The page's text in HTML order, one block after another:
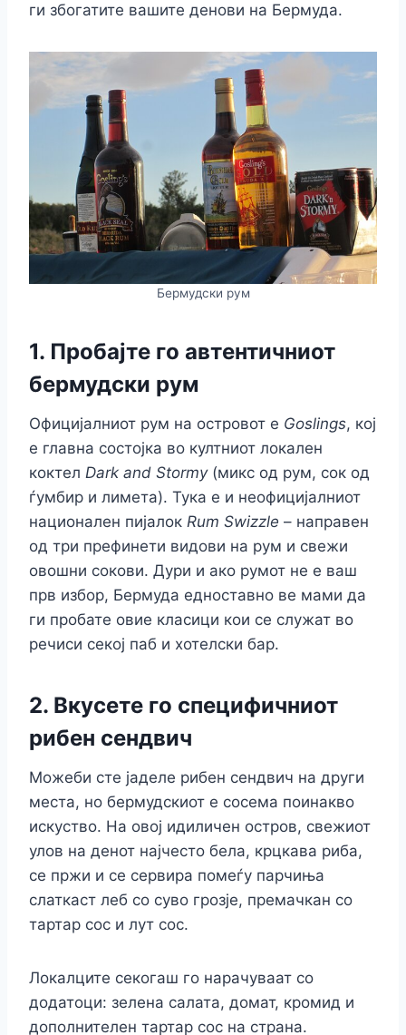
ги збогатите вашите денови на Бермуда.
Бермудски рум
1. Пробајте го автентичниот
бермудски рум
Официјалниот рум на островот е Goslings, кој
е главна состојка во култниот локален
коктел Dark and Stormy(микс од рум, сок од
ѓумбир и лимета). Тука е и неофицијалниот
национален пијалок Rum Swizzle – направен
од три префинети видови на рум и свежи
овошни сокови. Дури и ако румот не е ваш
прв избор, Бермуда едноставно ве мами да
ги пробате овие класици кои се служат во
речиси секој паб и хотелски бар.
2. Вкусете го специфичниот
рибен сендвич
Можеби сте јаделе рибен сендвич на други
места, но бермудскиот е сосема поинакво
искуство. На овој идиличен остров, свежиот
улов на денот најчесто бела, крцкава риба,
се пржи и се сервира помеѓу парчиња
слаткаст леб со суво грозје, премачкан со
тартар сос и лут сос.
Локалците секогаш го нарачуваат со
додатоци: зелена салата, домат, кромид и
дополнителен тартар сос на страна.